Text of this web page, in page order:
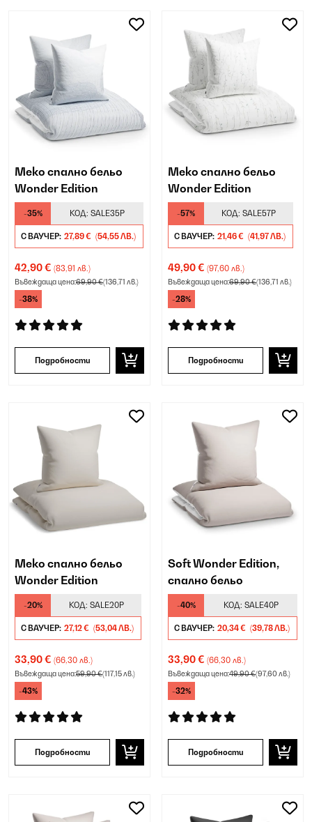
Меко спално бельо
Wonder Edition
-35% КОД: SALE35P
С ВАУЧЕР: 27,89 € (54,55 ЛВ.)
42,90 € (83,91 лв.)
Въвеждаща цена:69,90 €(136,71 лв.)
-38%
Подробности
Меко спално бельо
Wonder Edition
-57% КОД: SALE57P
С ВАУЧЕР: 21,46 € (41,97 ЛВ.)
49,90 € (97,60 лв.)
Въвеждаща цена:69,90 €(136,71 лв.)
-28%
Подробности
Меко спално бельо
Wonder Edition
-20% КОД: SALE20P
С ВАУЧЕР: 27,12 € (53,04 ЛВ.)
33,90 € (66,30 лв.)
Въвеждаща цена:59,90 €(117,15 лв.)
-43%
Подробности
Soft Wonder Edition,
спално бельо
-40% КОД: SALE40P
С ВАУЧЕР: 20,34 € (39,78 ЛВ.)
33,90 € (66,30 лв.)
Въвеждаща цена:49,90 €(97,60 лв.)
-32%
Подробности